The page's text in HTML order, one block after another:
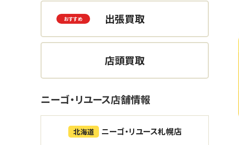
出張買取
店頭買取
ニーゴ・リユース店舗情報
北海道 ニーゴ・リユース札幌店